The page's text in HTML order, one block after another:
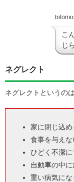
こ
じ
ネグレクト
ネグレクトというのは
家に閉じ込め
食事を与えな
ひどく不潔に
自動車の中
重い病気に